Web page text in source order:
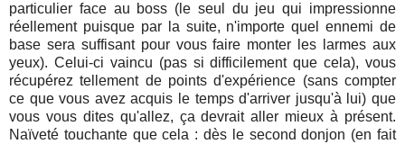
particulier face au boss (le seul du jeu qui impressionne
réellement puisque par la suite, n'importe quel ennemi de
base sera suffisant pour vous faire monter les larmes aux
yeux). Celui-ci vaincu (pas si difficilement que cela), vous
récupérez tellement de points d'expérience (sans compter
ce que vous avez acquis le temps d'arriver jusqu'à lui) que
vous vous dites qu'allez, ça devrait aller mieux à présent.
Naïveté touchante que cela : dès le second donjon (en fait